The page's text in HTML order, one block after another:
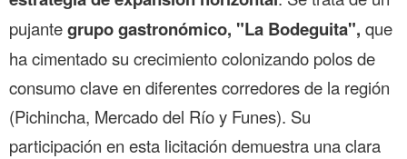
pujantegrupo gastronómico, "La Bodeguita", que
ha cimentado su crecimiento colonizando polos de
consumo clave en diferentes corredores de la región
(Pichincha, Mercado del Río y Funes). Su
participación en esta licitación demuestra una clara